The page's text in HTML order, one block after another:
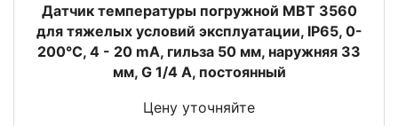
Датчик температуры погружной MBT 3560
для тяжелых условий эксплуатации, IP65, 0-
200°C, 4 - 20 mA, гильза 50 мм, наружняя 33
мм, G 1/4 A, постоянный
Цену уточняйте